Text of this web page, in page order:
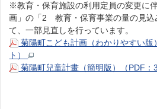
※教育・保育施設の利用定員の変更に
画」の「2 教育・保育事業の量の見込
て、一部見直しを行っています。
菊陽町こども計画（わかりやすい版
ト）
菊陽町兒童計畫（簡明版）（PDF